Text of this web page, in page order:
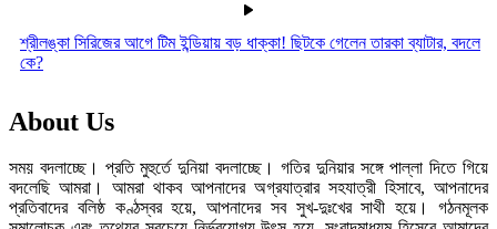
শ্রীলঙ্কা সিরিজের আগে টিম ইন্ডিয়ায় বড় ধাক্কা! ছিটকে গেলেন তারকা ব্যাটার, বদলে
কে?
About Us
সময় বদলাচ্ছে। প্রতি মুহুর্তে দুনিয়া বদলাচ্ছে। গতির দুনিয়ার সঙ্গে পাল্লা দিতে গিয়ে
বদলেছি আমরা। আমরা থাকব আপনাদের অগ্রযাত্রার সহযাত্রী হিসাবে, আপনাদের
প্রতিবাদের বলিষ্ঠ কণ্ঠস্বর হয়ে, আপনাদের সব সুখ-দুঃখের সাথী হয়ে। গঠনমূলক